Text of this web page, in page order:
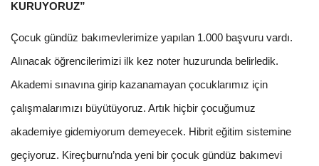
KURUYORUZ”
Çocuk gündüz bakımevlerimize yapılan 1.000 başvuru vardı.
Alınacak öğrencilerimizi ilk kez noter huzurunda belirledik.
Akademi sınavına girip kazanamayan çocuklarımız için
çalışmalarımızı büyütüyoruz. Artık hiçbir çocuğumuz
akademiye gidemiyorum demeyecek. Hibrit eğitim sistemine
geçiyoruz. Kireçburnu’nda yeni bir çocuk gündüz bakımevi